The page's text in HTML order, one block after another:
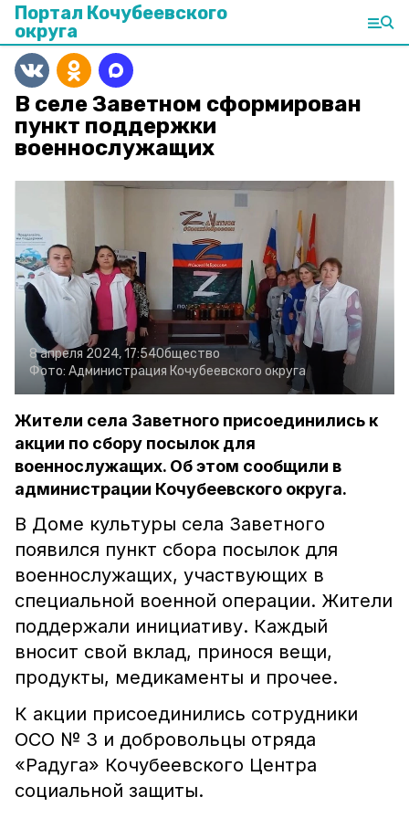
Портал Кочубеевского
округа
В селе Заветном сформирован
пункт поддержки
военнослужащих
8 апреля 2024, 17:54Общество
Фото: Администрация Кочубеевского округа
Жители села Заветного присоединились к
акции по сбору посылок для
военнослужащих. Об этом сообщили в
администрации Кочубеевского округа.
В Доме культуры села Заветного
появился пункт сбора посылок для
военнослужащих, участвующих в
специальной военной операции. Жители
поддержали инициативу. Каждый
вносит свой вклад, принося вещи,
продукты, медикаменты и прочее.
К акции присоединились сотрудники
ОСО № 3 и добровольцы отряда
«Радуга» Кочубеевского Центра
социальной защиты.